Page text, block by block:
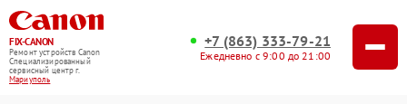
FIX-CANON
Ремонт устройств Canon
Специализированный
cервисный центр г.
Мариуполь
+7 (863) 333-79-21
Ежедневно с 9:00 до 21:00